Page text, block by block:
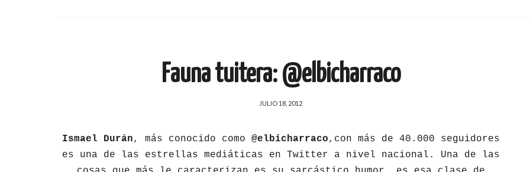
Fauna tuitera: @elbicharraco
JULIO 18, 2012
Ismael Durán, más conocido como @elbicharraco,con más de 40.000 seguidores
es una de las estrellas mediáticas en Twitter a nivel nacional. Una de las